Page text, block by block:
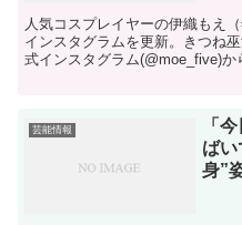
人気コスプレイヤーの伊織もえ
インスタグラムを更新。きつね
式インスタグラム(@moe_five)
芸能情報
「
ばい
身”